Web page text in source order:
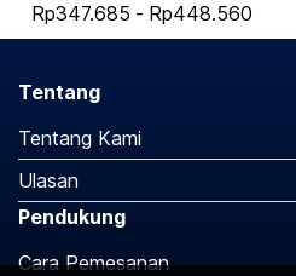
Rp347.685 - Rp448.560
Tentang
Tentang Kami
Ulasan
Pendukung
Cara Pemesanan